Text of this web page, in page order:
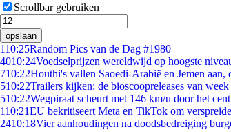
Scrollbar gebruiken
opslaan
110:25Random Pics van de Dag #1980
4010:24Voedselprijzen wereldwijd op hoogste
710:22Houthi's vallen Saoedi-Arabië en Jemen
510:22Trailers kijken: de bioscoopreleases van week
510:22Wegpiraat scheurt met 146 km/u door het
110:21EU bekritiseert Meta en TikTok om
2410:18Vier aanhoudingen na doodsbedreiging